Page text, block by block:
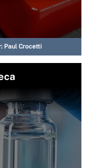
Paul Crocetti